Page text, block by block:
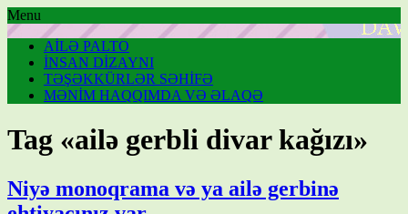
Menu
AİLƏ PALTO
İNSAN DİZAYNI
TƏŞƏKKÜRLƏR SƏHİFƏ
MƏNİM HAQQIMDA VƏ ƏLAQƏ
Tag «ailə gerbli divar kağızı»
Niyə monoqrama və ya ailə gerbinə